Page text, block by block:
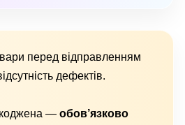
перед відправленням
дефектів.
— обов’язково